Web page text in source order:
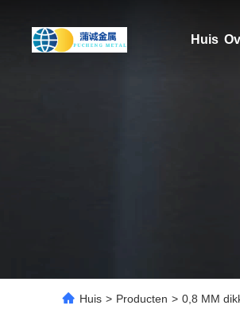
Huis
Huis > Producten > 0,8 MM